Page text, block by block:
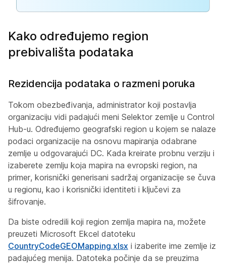
Kako određujemo region
prebivališta podataka
Rezidencija podataka o razmeni poruka
Tokom obezbeđivanja, administrator koji postavlja
organizaciju vidi padajući meni Selektor zemlje u Control
Hub-u. Određujemo geografski region u kojem se nalaze
podaci organizacije na osnovu mapiranja odabrane
zemlje u odgovarajući DC. Kada kreirate probnu verziju i
izaberete zemlju koja mapira na evropski region, na
primer, korisnički generisani sadržaj organizacije se čuva
u regionu, kao i korisnički identiteti i ključevi za
šifrovanje.
Da biste odredili koji region zemlja mapira na, možete
preuzeti Microsoft Ekcel datoteku
CountryCodeGEOMapping.xlsx i izaberite ime zemlje iz
padajućeg menija. Datoteka počinje da se preuzima